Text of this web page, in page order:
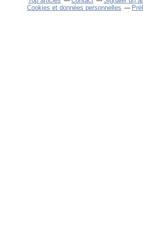
Cookies et données personnelles